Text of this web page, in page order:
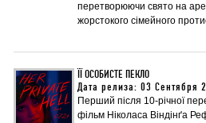
перетворюючи свято на
жорстокого сімейного
ЇЇ ОСОБИСТЕ ПЕКЛО
Дата релиза: 03 Сентября
Перший після 10-річної
фільм Ніколаса Віндінґа